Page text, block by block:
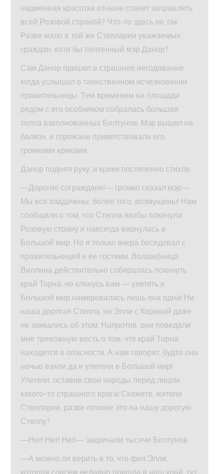
надменная красотка отныне станет заправлять
всей Розовой страной? Что-то здесь не так.
Разве мало в той же Стелларии уважаемых
граждан, хотя бы почтенный мэр Данор?
Сам Данор пришел в страшное негодование,
когда услышал о таинственном исчезновении
правительницы. Тем временем на площади
рядом с его особняком собралась большая
толпа взволнованных Болтунов. Мэр вышел на
балкон, и горожане приветствовали его
громкими криками.
Данор поднял руку, и крики постепенно стихли.
—Дорогие сограждане!— громко сказал мэр.—
Мы все озадачены, более того, возмущены! Нам
сообщили о том, что Стелла якобы покинула
Розовую страну и навсегда вернулась в
Большой мир. Но я только вчера беседовал с
правительницей и ее гостями. Волшебница
Виллина действительно собиралась покинуть
край Торна, но клянусь вам — улететь в
Большой мир намеревалась лишь она одна! Ни
наша дорогая Стелла, ни Элли с Кориной даже
не заикались об этом. Напротив, они поведали
мне тревожную весть о том, что край Торна
находится в опасности. А нам говорят, будто они
ночью взяли да и улетели в Большой мир!
Улетели, оставив свои народы перед лицом
какого-то страшного врага! Скажите, жители
Стелларии, разве похоже это на нашу дорогую
Стеллу?
—Нет! Нет! Нет!— закричали тысячи Болтунов.
—А можно ли верить в то, что фея Элли,